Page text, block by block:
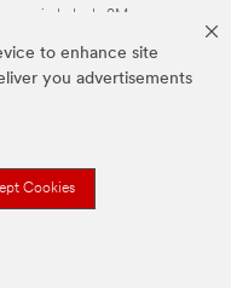
to enhance site
you advertisements
Cookies
propriedade da 3M.